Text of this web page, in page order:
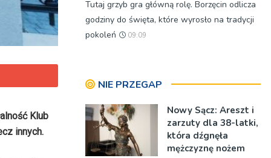
Klub
innych.
Tutaj grzyb gra główną rolę. Borzęcin odlicza
godziny do święta, które wyrosło na tradycji
pokoleń
09:09
NIE PRZEGAP
Nowy Sącz: Areszt i
zarzuty dla 38-latki,
która dźgnęła
mężczyznę nożem